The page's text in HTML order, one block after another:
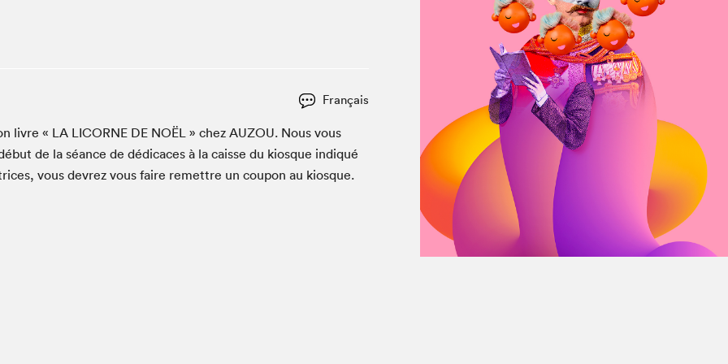
Le Salon dans ta classe
Liseur Public
Matinées scolaires Hydro-Québec
À propos du Salon
Liste des exposant·e·s
Liste des auteur·rice·s
Français
livre « LA LICORNE DE NOËL» chez AUZOU. Nous vous
de la séance de dédi­caces à la caisse du kiosque indiqué
vous devrez vous faire remet­tre un coupon au kiosque.